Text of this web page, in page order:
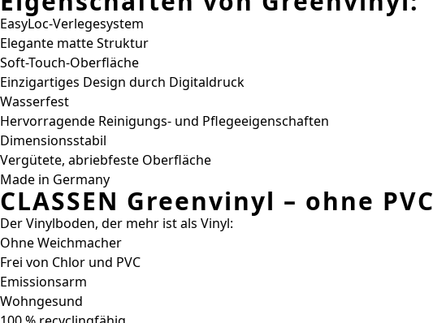
EasyLoc-Verlegesystem
Elegante matte Struktur
Soft-Touch-Oberfläche
Einzigartiges Design durch Digitaldruck
Wasserfest
Hervorragende Reinigungs- und Pflegeeigenschaften
Dimensionsstabil
Vergütete, abriebfeste Oberfläche
Made in Germany
CLASSEN Greenvinyl – ohne PVC
Der Vinylboden, der mehr ist als Vinyl:
Ohne Weichmacher
Frei von Chlor und PVC
Emissionsarm
Wohngesund